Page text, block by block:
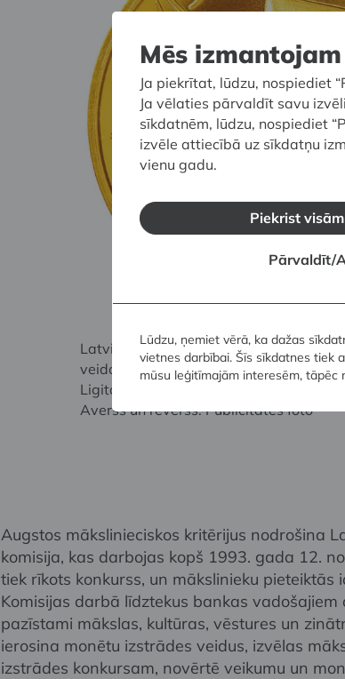
Latvijas monēta. Autors: Teodors
veidojums:
Ligita Franckeviča. 1922 / 2008. Zelta
Averss un reverss. Publicitātes foto
Augstos mākslinieciskos kritērijus nodrošina
komisija, kas darbojas kopš 1993. gada 12.
tiek rīkots konkurss, un mākslinieku pieteiktās
Komisijas darbā līdztekus bankas
pazīstami mākslas, kultūras, vēstures un
ierosina monētu izstrādes veidus, izvēlas
izstrādes konkursam, novērtē veikumu un
Mēs
Ja piekrītat, lūdzu, nospiediet
Ja vēlaties pārvaldīt savu
sīkdatnēm, lūdzu, nospiediet
izvēle attiecībā uz sīkdatņu
vienu gadu.
Piekrist
Pārvaldīt/
Lūdzu, ņemiet vērā, ka dažas
vietnes darbībai. Šīs sīkdatnes tiek
mūsu leģitīmajām interesēm,